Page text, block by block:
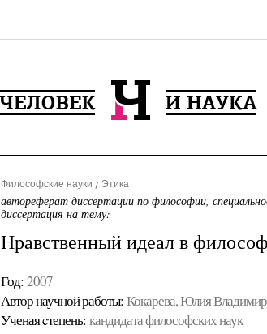
Философские науки Этика
автореферат диссертации по философии,
диссертация на тему:
Нравственный идеал в
Год: 2007
Автор научной работы: Кокарева, Юлия
Ученая cтепень: кандидата философских наук